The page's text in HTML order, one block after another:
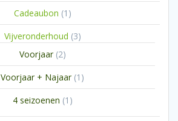
Cadeaubon 1 1
product
Vijveronderhoud 33
Voorjaar 22
producten
Voorjaar + Najaar 1 1
product
4 seizoenen 1 1